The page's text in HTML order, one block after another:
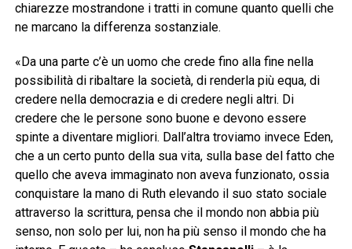
chiarezze mostrandone i tratti in comune quanto quelli che
ne marcano la differenza sostanziale.
«Da una parte c’è un uomo che crede fino alla fine nella
possibilità di ribaltare la società, di renderla più equa, di
credere nella democrazia e di credere negli altri. Di
credere che le persone sono buone e devono essere
spinte a diventare migliori. Dall’altra troviamo invece Eden,
che a un certo punto della sua vita, sulla base del fatto che
quello che aveva immaginato non aveva funzionato, ossia
conquistare la mano di Ruth elevando il suo stato sociale
attraverso la scrittura, pensa che il mondo non abbia più
senso, non solo per lui, non ha più senso il mondo che ha